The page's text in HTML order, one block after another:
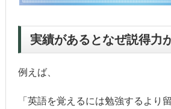
実績があるとなぜ説得力
例えば、
「英語を覚えるには勉強するより